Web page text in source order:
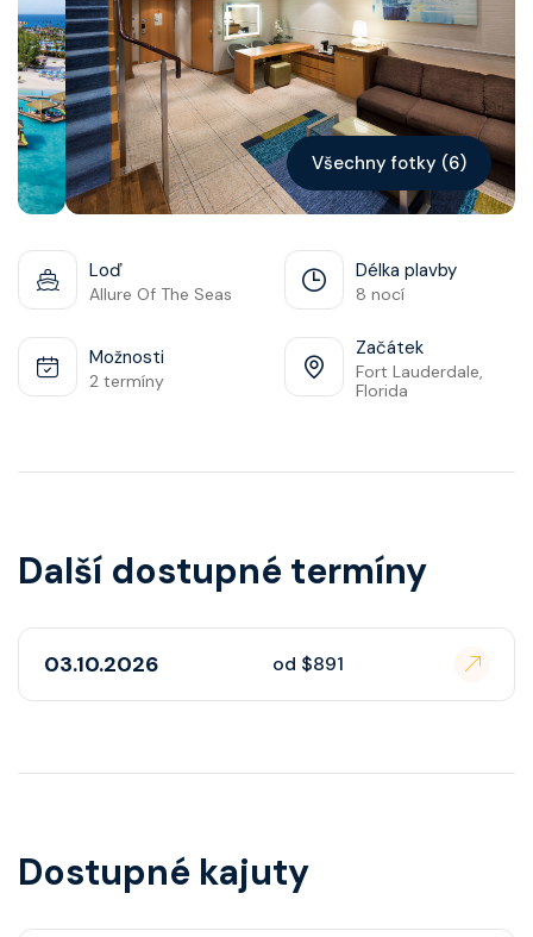
Všechny fotky (6)
Loď
Allure Of The Seas
Délka plavby
8 nocí
Možnosti
2 termíny
Začátek
Fort Lauderdale,
Florida
Další dostupné termíny
03.10.2026 od $891
Dostupné kajuty